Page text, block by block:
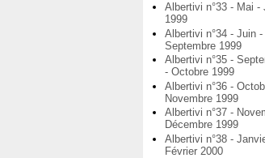
Albertivi n°33 - Mai -
1999
Albertivi n°34 - Juin -
Septembre 1999
Albertivi n°35 -
- Octobre 1999
Albertivi n°36 -
Novembre 1999
Albertivi n°37 -
Décembre 1999
Albertivi n°38 -
Février 2000